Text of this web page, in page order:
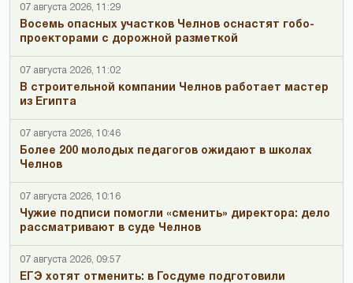
07 августа 2026, 11:29
Восемь опасных участков Челнов оснастят гобо-
проекторами с дорожной разметкой
07 августа 2026, 11:02
В строительной компании Челнов работает мастер
из Египта
07 августа 2026, 10:46
Более 200 молодых педагогов ожидают в школах
Челнов
07 августа 2026, 10:16
Чужие подписи помогли «сменить» директора: дело
рассматривают в суде Челнов
07 августа 2026, 09:57
ЕГЭ хотят отменить: в Госдуме подготовили